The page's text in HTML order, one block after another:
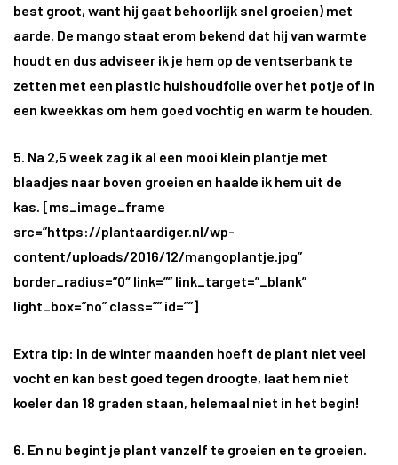
best groot, want hij gaat behoorlijk snel groeien) met
aarde. De mango staat erom bekend dat hij van warmte
houdt en dus adviseer ik je hem op de ventserbank te
zetten met een plastic huishoudfolie over het potje of in
een kweekkas om hem goed vochtig en warm te houden.
5. Na 2,5 week zag ik al een mooi klein plantje met
blaadjes naar boven groeien en haalde ik hem uit de
kas. [ms_image_frame
src=”https://plantaardiger.nl/wp-
content/uploads/2016/12/mangoplantje.jpg”
border_radius=”0″ link=”” link_target=”_blank”
light_box=”no” class=”” id=””]
Extra tip: In de winter maanden hoeft de plant niet veel
vocht en kan best goed tegen droogte, laat hem niet
koeler dan 18 graden staan, helemaal niet in het begin!
6. En nu begint je plant vanzelf te groeien en te groeien.